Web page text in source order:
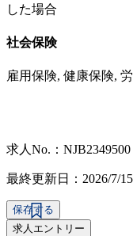
した場合
社会保険
雇用保険, 健康保険,
求人No.：NJB2349500
最終更新日：2026/7/15
保存する
求人エントリー